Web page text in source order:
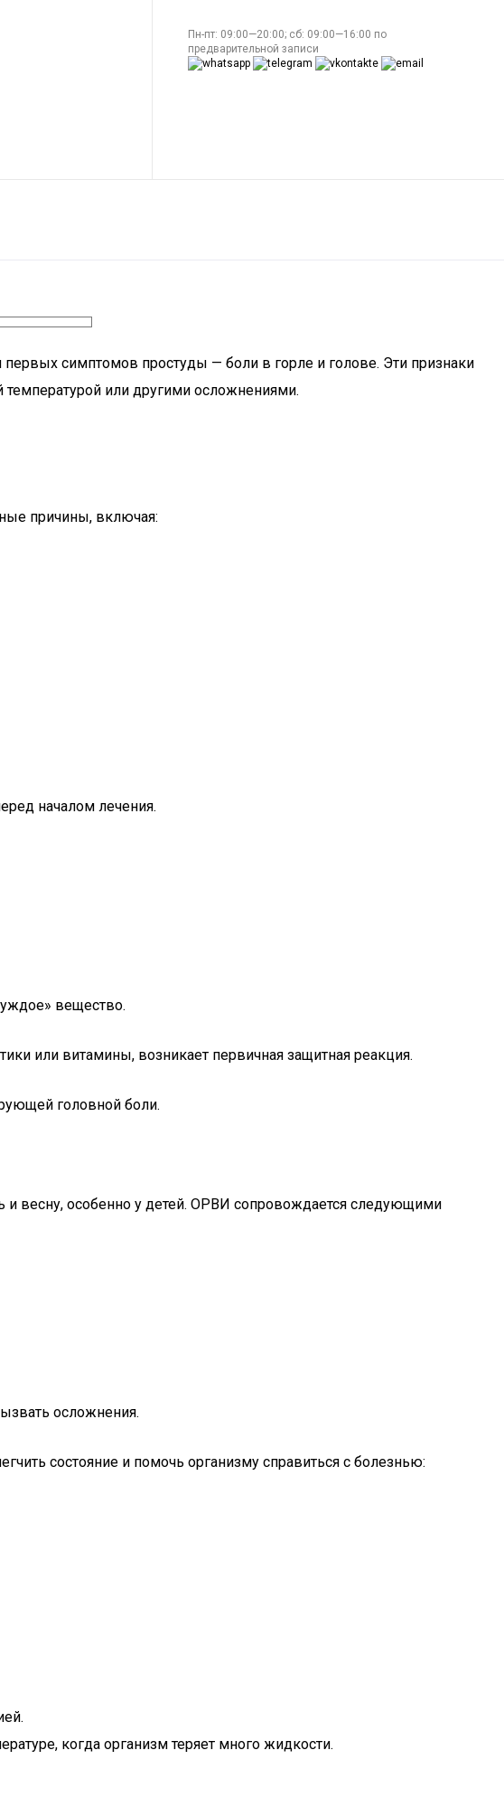
Пн-пт: 09:00—20:00; сб: 09:00—16:00 по
предварительной записи
первых симптомов простуды — боли в горле и голове. Эти признаки
температурой или другими осложнениями.
причины, включая:
началом лечения.
вещество.
или витамины, возникает первичная защитная реакция.
головной боли.
и весну, особенно у детей. ОРВИ сопровождается следующими
осложнения.
состояние и помочь организму справиться с болезнью:
когда организм теряет много жидкости.